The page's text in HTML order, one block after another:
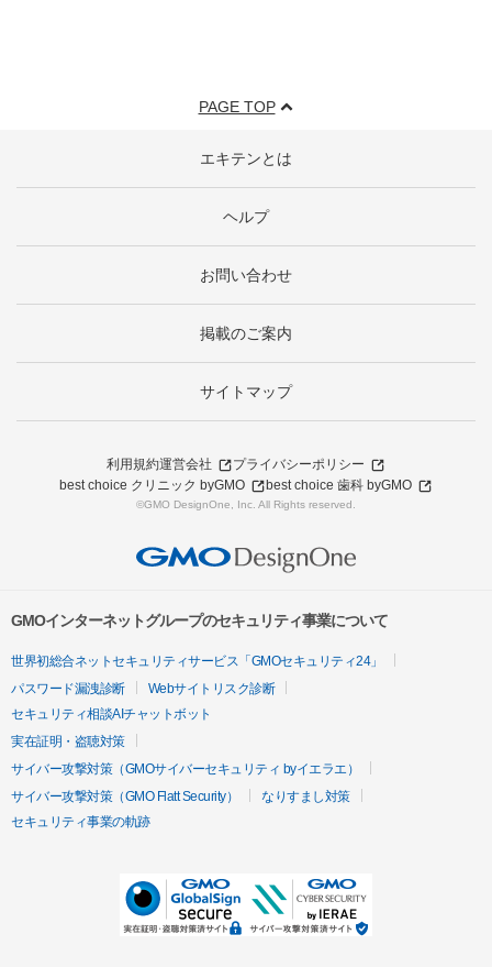
PAGE TOP
エキテンとは
ヘルプ
お問い合わせ
掲載のご案内
サイトマップ
利用規約運営会社
プライバシーポリシー
best choice クリニック byGMO
best choice 歯科 byGMO
©GMO DesignOne, Inc. All Rights reserved.
GMOインターネットグループのセキュリティ事業について
世界初総合ネットセキュリティサービス「GMOセキュリティ24」
パスワード漏洩診断
Webサイトリスク診断
セキュリティ相談AIチャットボット
実在証明・盗聴対策
サイバー攻撃対策（GMOサイバーセキュリティ byイエラエ）
サイバー攻撃対策（GMO Flatt Security）
なりすまし対策
セキュリティ事業の軌跡